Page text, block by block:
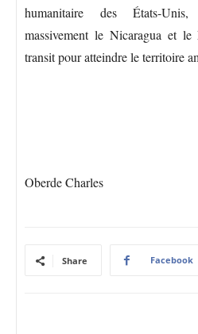
humanitaire des États-
massivement le Nicaragua et
transit pour atteindre le territoire
Oberde Charles
Share Facebook